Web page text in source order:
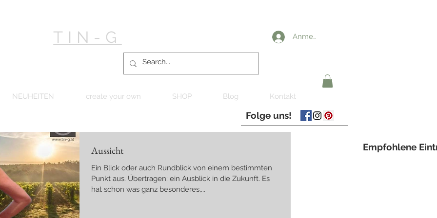
TIN-G Anmelden
NEUHEITEN create your own SHOP Blog Kontakt
Folge uns!
Aussicht
Ein Blick oder auch Rundblick von einem bestimmten
Punkt aus. Übertragen: ein Ausblick in die Zukunft. Es
hat schon was ganz besonderes,...
Empfohlene